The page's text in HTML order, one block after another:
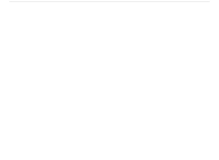
όμιλο εντός έδρας, αντιμετωπίζοντας τον Κατσαντώνη